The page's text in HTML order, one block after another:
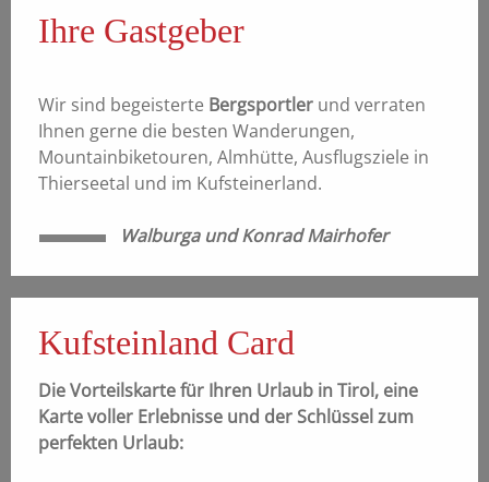
Ihre Gastgeber
Wir sind begeisterte Bergsportler und verraten
Ihnen gerne die besten Wanderungen,
Mountainbiketouren, Almhütte, Ausflugsziele in
Thierseetal und im Kufsteinerland.
Walburga und Konrad Mairhofer
Kufsteinland Card
Die Vorteilskarte für Ihren Urlaub in Tirol, eine
Karte voller Erlebnisse und der Schlüssel zum
perfekten Urlaub: